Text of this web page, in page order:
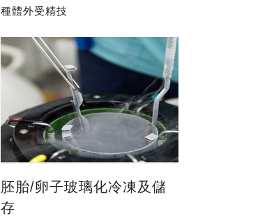
種體外受精技
胚胎/卵子玻璃化冷凍及儲
存